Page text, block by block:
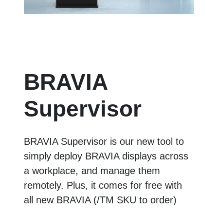
BRAVIA
Supervisor
BRAVIA Supervisor is our new tool to
simply deploy BRAVIA displays across
a workplace, and manage them
remotely. Plus, it comes for free with
all new BRAVIA (/TM SKU to order)